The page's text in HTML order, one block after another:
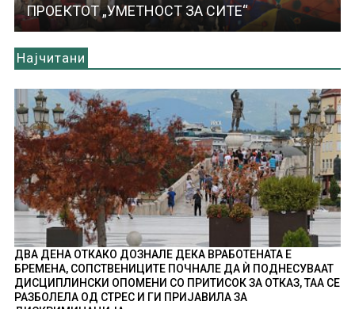
ПРОЕКТОТ „УМЕТНОСТ ЗА СИТЕ“
Најчитани
ДВА ДЕНА ОТКАКО ДОЗНАЛЕ ДЕКА ВРАБОТЕНАТА Е
БРЕМЕНА, СОПСТВЕНИЦИТЕ ПОЧНАЛЕ ДА Ѝ ПОДНЕСУВААТ
ДИСЦИПЛИНСКИ ОПОМЕНИ СО ПРИТИСОК ЗА ОТКАЗ, ТАА СЕ
РАЗБОЛЕЛА ОД СТРЕС И ГИ ПРИЈАВИЛА ЗА